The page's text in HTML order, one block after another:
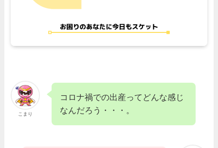
こまり
コロナ禍での出産ってどんな感じ
なんだろう・・・。